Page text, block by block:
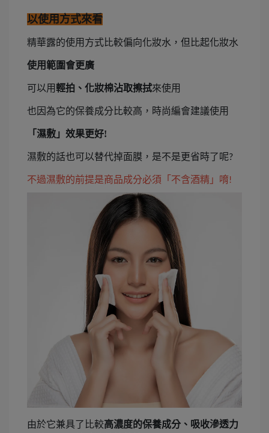
以使用方式來看
精華露的使用方式比較偏向化妝水，但比起化妝水
使用範圍會更廣
可以用輕拍、化妝棉沾取擦拭來使用
也因為它的保養成分比較高，時尚編會建議使用
「濕敷」效果更好!
濕敷的話也可以替代掉面膜，是不是更省時了呢?
不過濕敷的前提是商品成分必須「不含酒精」唷!
由於它兼具了比較高濃度的保養成分、吸收滲透力